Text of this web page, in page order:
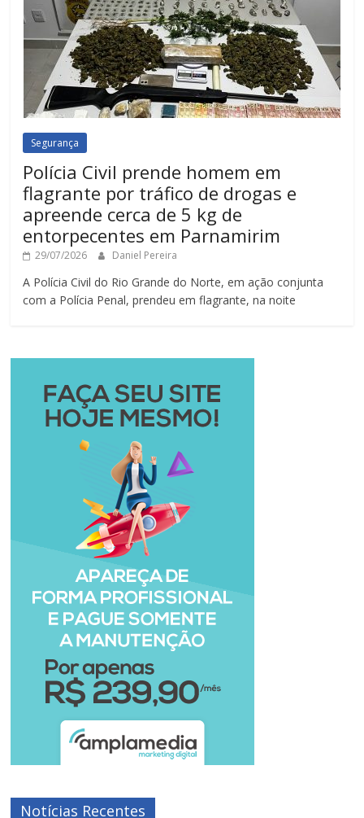
Segurança
Polícia Civil prende homem em
flagrante por tráfico de drogas e
apreende cerca de 5 kg de
entorpecentes em Parnamirim
29/07/2026 Daniel Pereira
A Polícia Civil do Rio Grande do Norte, em ação conjunta
com a Polícia Penal, prendeu em flagrante, na noite
Notícias Recentes